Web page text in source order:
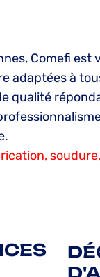
Comefi
adaptées à